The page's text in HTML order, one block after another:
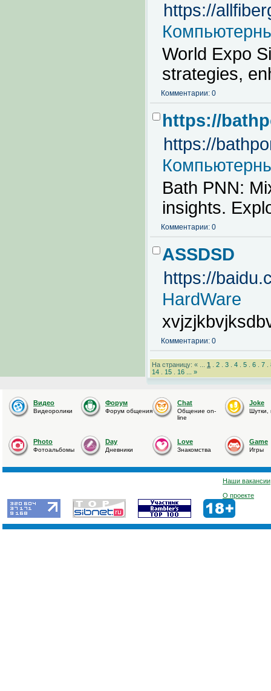
https://
World Expo
strategies,
Комментарии: 0
https://
https://
Bath PNN:
insights.
Комментарии: 0
ASSDSD
https://
HardWare
Комментарии: 0
На страницу: « ... 1 2 3 4 5 6 7
14
15 16 »
Видео
Видеоролики
Форум
Форум общения
Chat
Общение on-
line
Joke
Шутки,
Photo
Фотоальбомы
Day
Дневники
Love
Знакомства
Game
Игры
Наши вакансии
О проекте